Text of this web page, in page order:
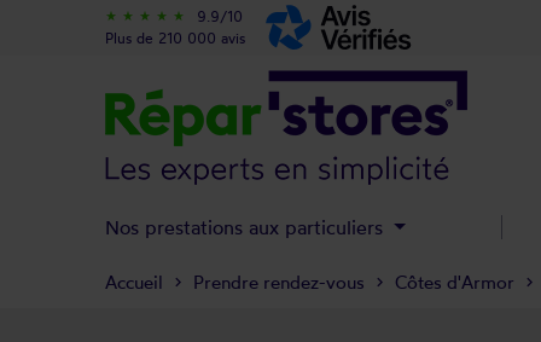
Accueil Prendre rendez-vous Côtes d'Armor
star_rate star_rate star_rate star_rate star_rate
9.9/10
Plus de 210 000 avis
Nos prestations aux particuliers